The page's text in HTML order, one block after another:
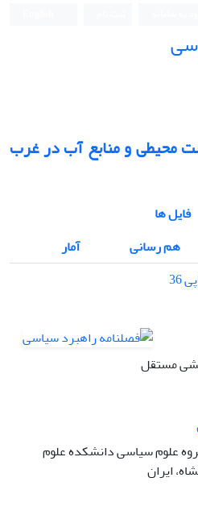
محیطی و منابع آب در غرب
فایل ها
هم رسانی
آمار
مستقل
علوم سیاسی دانشکده علوم
ایران